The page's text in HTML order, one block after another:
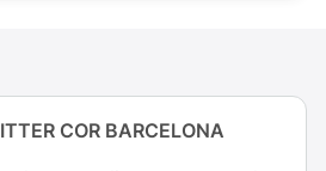
COR BARCELONA